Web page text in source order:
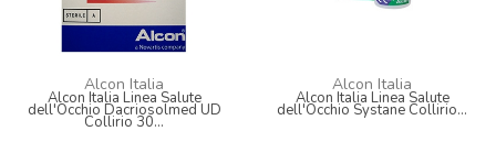
Alcon Italia
Alcon Italia Linea Salute
dell'Occhio Dacriosolmed UD
Collirio 30...
Alcon Italia
Alcon Italia Linea Salute
dell'Occhio Systane Collirio...